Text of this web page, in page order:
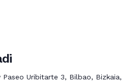
Uribitarte 3, Bilbao, Bizkaia,